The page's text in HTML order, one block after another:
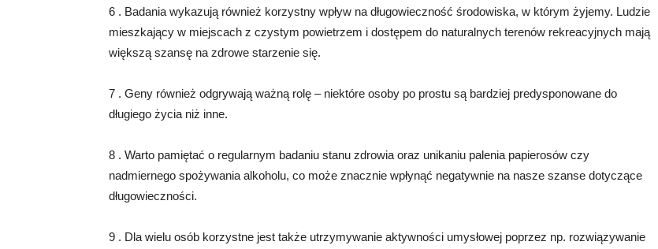
6 . Badania wykazują również korzystny wpływ na długowieczność środowiska, w którym żyjemy. Ludzie
mieszkający w miejscach z czystym powietrzem i dostępem do naturalnych terenów rekreacyjnych mają
większą szansę na zdrowe starzenie się.
7 . Geny również odgrywają ważną rolę – niektóre osoby po prostu są bardziej predysponowane do
długiego życia niż inne.
8 . Warto pamiętać o regularnym badaniu stanu zdrowia oraz unikaniu palenia papierosów czy
nadmiernego spożywania alkoholu, co może znacznie wpłynąć negatywnie na nasze szanse dotyczące
długowieczności.
9 . Dla wielu osób korzystne jest także utrzymywanie aktywności umysłowej poprzez np. rozwiązywanie